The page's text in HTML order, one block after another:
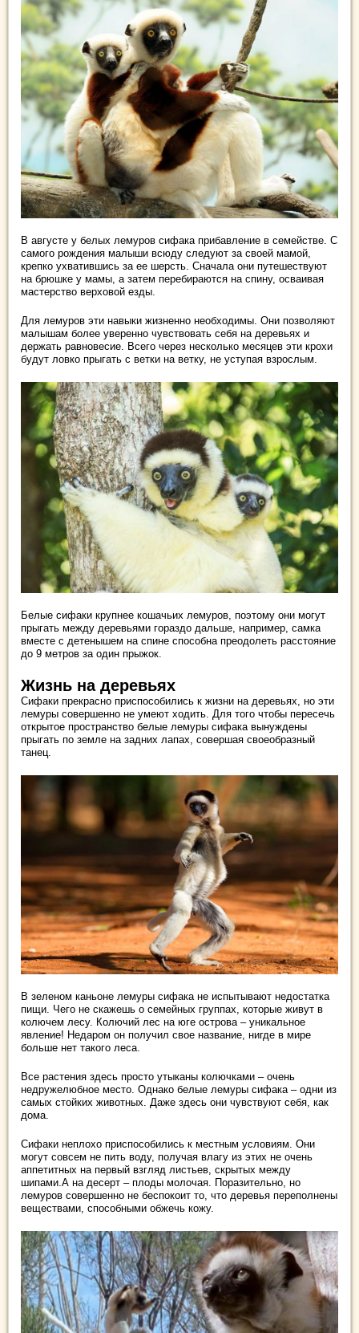
В августе у белых лемуров сифака прибавление в семействе. С
самого рождения малыши всюду следуют за своей мамой,
крепко ухватившись за ее шерсть. Сначала они путешествуют
на брюшке у мамы, а затем перебираются на спину, осваивая
мастерство верховой езды.
Для лемуров эти навыки жизненно необходимы. Они позволяют
малышам более уверенно чувствовать себя на деревьях и
держать равновесие. Всего через несколько месяцев эти крохи
будут ловко прыгать с ветки на ветку, не уступая взрослым.
Белые сифаки крупнее кошачьих лемуров, поэтому они могут
прыгать между деревьями гораздо дальше, например, самка
вместе с детенышем на спине способна преодолеть расстояние
до 9 метров за один прыжок.
Жизнь на деревьях
Сифаки прекрасно приспособились к жизни на деревьях, но эти
лемуры совершенно не умеют ходить. Для того чтобы пересечь
открытое пространство белые лемуры сифака вынуждены
прыгать по земле на задних лапах, совершая своеобразный
танец.
В зеленом каньоне лемуры сифака не испытывают недостатка
пищи. Чего не скажешь о семейных группах, которые живут в
колючем лесу. Колючий лес на юге острова – уникальное
явление! Недаром он получил свое название, нигде в мире
больше нет такого леса.
Все растения здесь просто утыканы колючками – очень
недружелюбное место. Однако белые лемуры сифака – одни из
самых стойких животных. Даже здесь они чувствуют себя, как
дома.
Сифаки неплохо приспособились к местным условиям. Они
могут совсем не пить воду, получая влагу из этих не очень
аппетитных на первый взгляд листьев, скрытых между
шипами.А на десерт – плоды молочая. Поразительно, но
лемуров совершенно не беспокоит то, что деревья переполнены
веществами, способными обжечь кожу.